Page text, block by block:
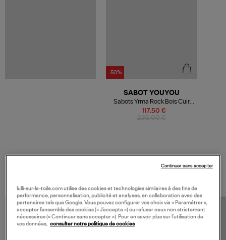
-50%
117,50 €
SABOT YOUYOU
Sabots Yrma Rock Bois Cuir
Brique
lulli-sur-la-toile.com utilise des cookies et technologies similaires à des fins de
performance, personnalisation, publicité et analyses, en collaboration avec des
partenaires tels que Google. Vous pouvez configurer vos choix via « Paramétrer »,
accepter l’ensemble des cookies (« J’accepte ») ou refuser ceux non strictement
nécessaires (« Continuer sans accepter »). Pour en savoir plus sur l’utilisation de
vos données, consulter notre politique de cookies
Continuer sans accepter